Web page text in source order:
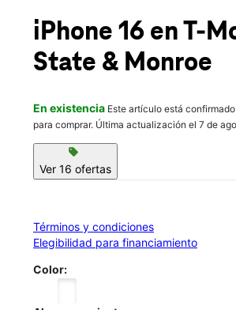
location_on
36 S State Street Chicago, IL 60603
iPhone 16 en T-
State & Monroe
En existencia Este artículo está
para comprar. Última actualización el 7 de
sell
Ver 16 ofertas
Términos y condiciones
Elegibilidad para financiamiento
Color: